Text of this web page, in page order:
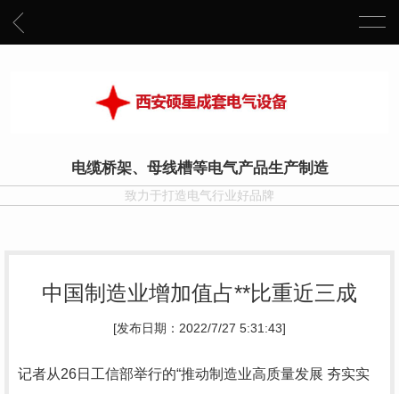
电缆桥架、母线槽等电气产品生产制造
致力于打造电气行业好品牌
中国制造业增加值占**比重近三成
[发布日期：2022/7/27 5:31:43]
记者从26日工信部举行的“推动制造业高质量发展 夯实实